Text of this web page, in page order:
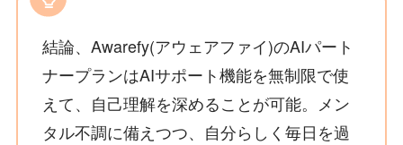
結論、Awarefy(アウェアファイ)のAIパート
ナープランはAIサポート機能を無制限で使
えて、自己理解を深めることが可能。メン
タル不調に備えつつ、自分らしく毎日を過